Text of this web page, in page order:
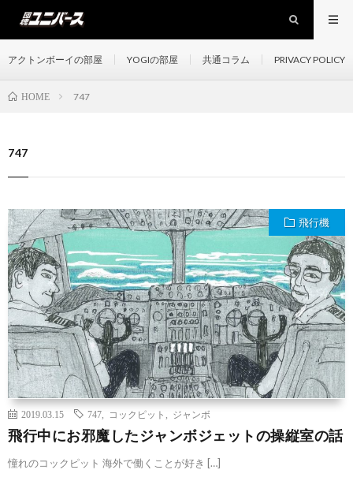
アクトンボーイの部屋 YOGIの部屋 共通コラム PRIVACY POLICY
HOME 747
747
飛行機
2019.03.15 747 コックピット ジャンボ
飛行中にお邪魔したジャンボジェットの操縦室の話
憧れのコックピット 海外で働くことが好き […]